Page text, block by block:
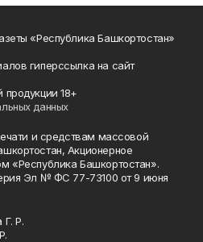
«Республика Башкортостан»
гиперссылка на сайт
продукции 18+
данных
и средствам массовой
Акционерное
«Республика Башкортостан».
Эл № ФС 77-73100 от 9 июня
Г. Р.